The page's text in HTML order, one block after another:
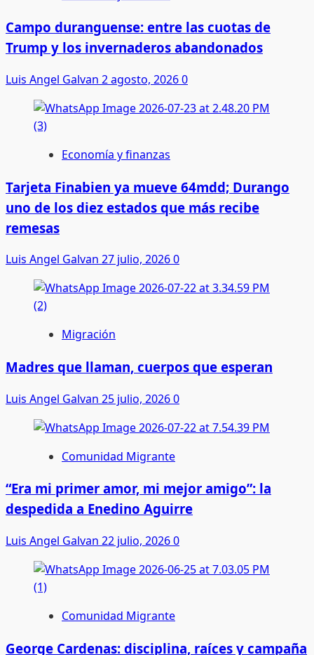
Campo duranguense: entre las cuotas de
Trump y los invernaderos abandonados
Luis Angel Galvan 2 agosto, 20260
Economía y finanzas
Tarjeta Finabien ya mueve 64mdd; Durango
uno de los diez estados que más recibe
remesas
Luis Angel Galvan 27 julio, 20260
Migración
Madres que llaman, cuerpos que esperan
Luis Angel Galvan 25 julio, 20260
Comunidad Migrante
“Era mi primer amor, mi mejor amigo”: la
despedida a Enedino Aguirre
Luis Angel Galvan 22 julio, 20260
Comunidad Migrante
George Cardenas: disciplina, raíces y campaña